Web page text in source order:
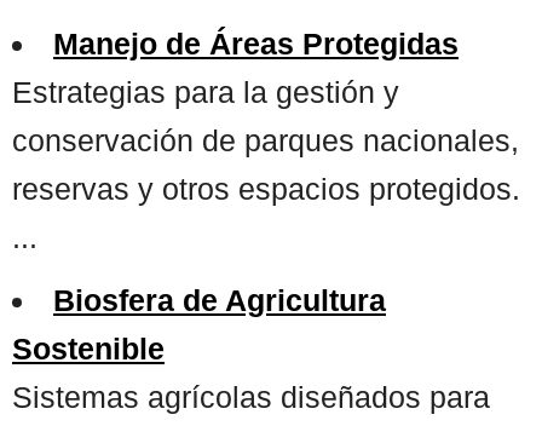
Manejo de Áreas Protegidas
Estrategias para la gestión y
conservación de parques nacionales,
reservas y otros espacios protegidos.
...
Biosfera de Agricultura
Sostenible
Sistemas agrícolas diseñados para